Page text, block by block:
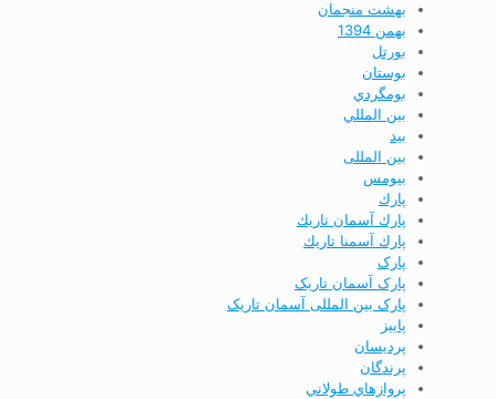
بهشت منجمان
بهمن 1394
بورتل
بوستان
بومگردي
بين المللي
بید
بین المللی
بیومس
پارك
پارك آسمان تاريك
پارك آسمنا تاريك
پارک
پارک آسمان تاریک
پارک بین المللی آسمان تاریک
پاييز
پردیسان
پرندگان
پروازهاي طولاني